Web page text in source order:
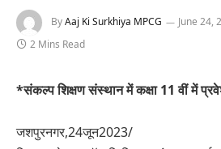
ByAaj Ki Surkhiya MPCG June 24,
2 Mins Read
*संकल्प शिक्षण संस्थान में कक्षा 11 वीं में
जशपुरनगर,24जून2023/